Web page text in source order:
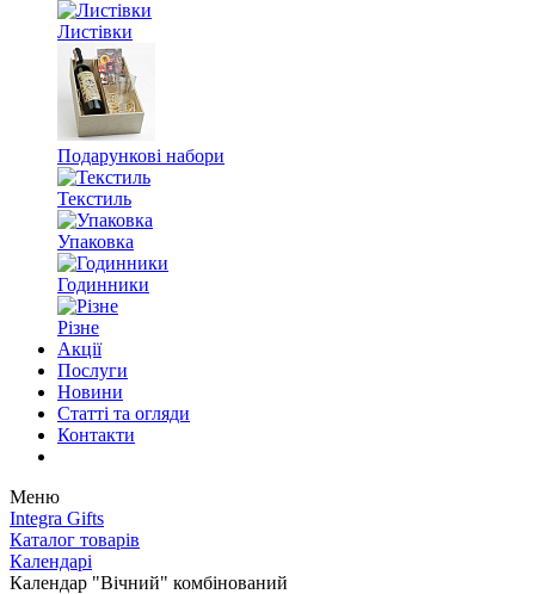
Листівки
Подарункові набори
Текстиль
Упаковка
Годинники
Різне
Акції
Послуги
Новини
Статті та огляди
Контакти
Меню
Integra Gifts
Каталог товарів
Календарі
Календар "Вічний" комбінований